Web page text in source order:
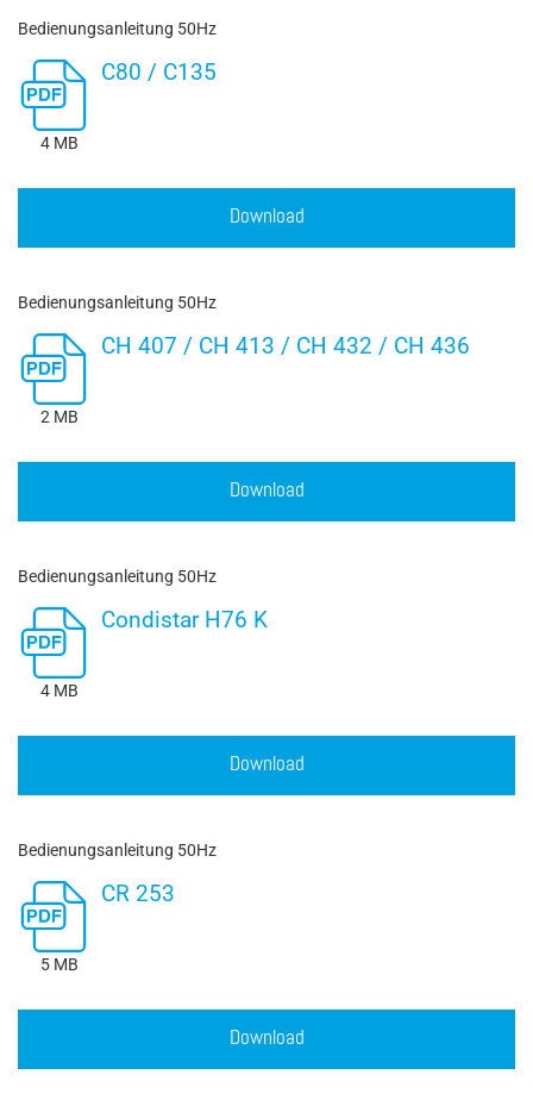
Bedienungsanleitung 50Hz
4 MB
C80 / C135
Download
Bedienungsanleitung 50Hz
2 MB
CH 407 / CH 413 / CH 432 / CH 436
Download
Bedienungsanleitung 50Hz
4 MB
Condistar H76 K
Download
Bedienungsanleitung 50Hz
5 MB
CR 253
Download